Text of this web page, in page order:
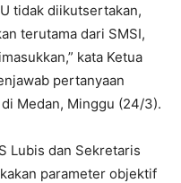
tidak diikutsertakan,
terutama dari SMSI,
kata Ketua
pertanyaan
Medan, Minggu (24/3).
Lubis dan Sekretaris
parameter objektif